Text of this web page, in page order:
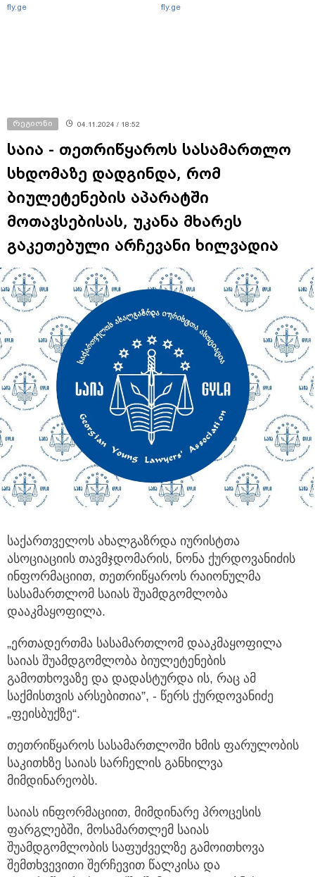
fly.ge fly.ge
რეგიონი 04.11.2024 / 18:52
საია - თეთრიწყაროს სასამართლო
სხდომაზე დადგინდა, რომ
ბიულეტენების აპარატში
მოთავსებისას, უკანა მხარეს
გაკეთებული არჩევანი ხილვადია
საქართველოს ახალგაზრდა იურისტთა
ასოციაციის თავმჯდომარის, ნონა ქურდოვანიძის
ინფორმაციით, თეთრიწყაროს რაიონულმა
სასამართლომ საიას შუამდგომლობა
დააკმაყოფილა.
„ერთადერთმა სასამართლომ დააკმაყოფილა
საიას შუამდგომლობა ბიულეტენების
გამოთხოვაზე და დადასტურდა ის, რაც ამ
საქმისთვის არსებითია”, - წერს ქურდოვანიძე
„ფეისბუქზე“.
თეთრიწყაროს სასამართლოში ხმის ფარულობის
საკითხზე საიას სარჩელის განხილვა
მიმდინარეობს.
საიას ინფორმაციით, მიმდინარე პროცესის
ფარგლებში, მოსამართლემ საიას
შუამდგომლობის საფუძველზე გამოითხოვა
შემთხვევითი შერჩევით წალკისა და